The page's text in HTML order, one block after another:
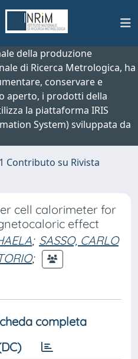
della produzione
di Ricerca Metrologica, ha
conservare e
aperto, i prodotti della
la piattaforma IRIS
System) sviluppata da
1 Contributo su Rivista
cell calorimeter for
effect
; SASSO, CARLO
;
completa